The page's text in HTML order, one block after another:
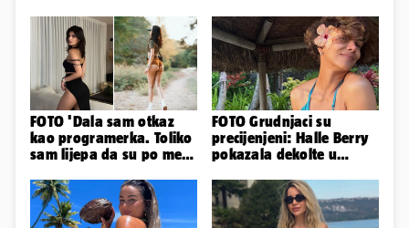
FOTO 'Dala sam otkaz
kao programerka. Toliko
sam lijepa da su po meni
FOTO Grudnjaci su
precijenjeni: Halle Berry
pokazala dekolte u
haljinici